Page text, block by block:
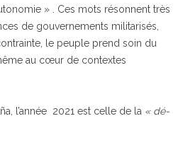
» . Ces mots résonnent très
de gouvernements militarisés,
le peuple prend soin du
au cœur de contextes
l’année 2021 est celle de la « dé-